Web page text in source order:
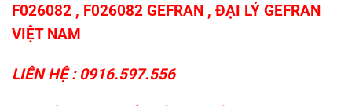
F026082 , F026082 GEFRAN , ĐẠI LÝ GEFRAN
VIỆT NAM
LIÊN HỆ : 0916.597.556